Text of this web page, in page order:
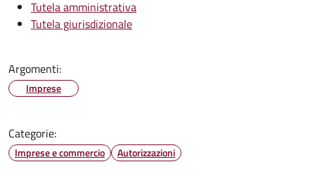
Tutela amministrativa
Tutela giurisdizionale
Argomenti:
Imprese
Categorie:
Imprese e commercio Autorizzazioni